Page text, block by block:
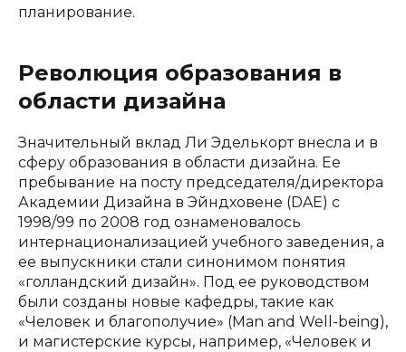
планирование.
Революция образования в
области дизайна
Значительный вклад Ли Эделькорт внесла и в
сферу образования в области дизайна. Ее
пребывание на посту председателя/директора
Академии Дизайна в Эйндховене (DAE) с
1998/99 по 2008 год ознаменовалось
интернационализацией учебного заведения, а
ее выпускники стали синонимом понятия
«голландский дизайн». Под ее руководством
были созданы новые кафедры, такие как
«Человек и благополучие» (Man and Well-being),
и магистерские курсы, например, «Человек и